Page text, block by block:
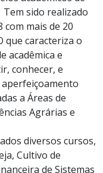
Tem sido realizado
com mais de 20
que caracteriza o
acadêmica e
conhecer, e
a Áreas de
Agrárias e
diversos cursos,
Cultivo de
de Sistemas